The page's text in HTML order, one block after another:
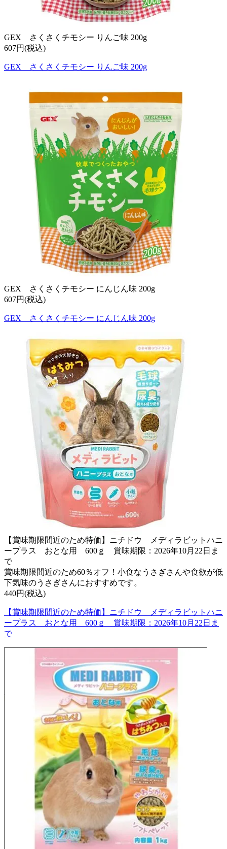
GEX さくさくチモシー りんご味 200g
607円(税込)
GEX さくさくチモシー りんご味 200g
GEX さくさくチモシー にんじん味 200g
607円(税込)
GEX さくさくチモシー にんじん味 200g
【賞味期限間近のため特価】ニチドウ メディラビットハニ
ープラス おとな用 600ｇ 賞味期限：2026年10月22日ま
で
賞味期限間近のため60％オフ！小食なうさぎさんや食欲が低
下気味のうさぎさんにおすすめです。
440円(税込)
【賞味期限間近のため特価】ニチドウ メディラビットハニ
ープラス おとな用 600ｇ 賞味期限：2026年10月22日ま
で